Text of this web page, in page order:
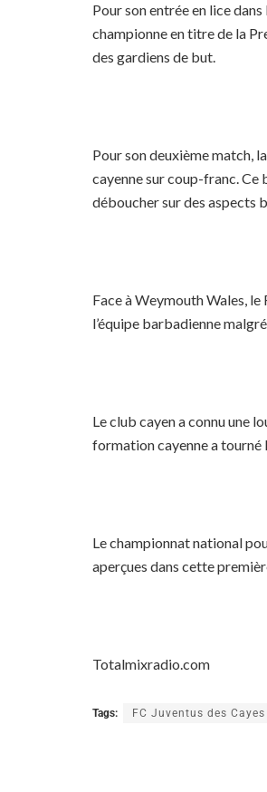
Pour son entrée en lice
championne en titre de la
des gardiens de but.
Pour son deuxième match,
cayenne sur coup-franc. Ce
déboucher sur des aspects
Face à Weymouth Wales, le
l’équipe barbadienne
Le club cayen a connu une
formation cayenne a tourné
Le championnat national
aperçues dans cette
Totalmixradio.com
Tags: FC Juventus des Cayes